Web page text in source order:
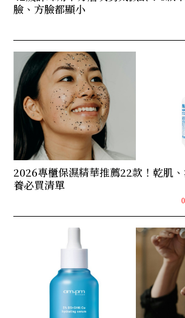
臉、方臉都顯小
2026專櫃保濕精華推薦22款！乾肌
養必買清單